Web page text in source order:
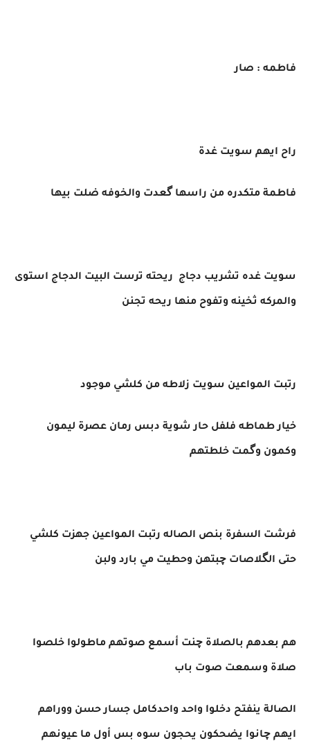
فاطمه : صار
راح ايهم سويت غدة
فاطمة متكدره من راسها گعدت والخوفه ضلت بيها
سويت غده تشريب دجاج ريحته ترست البيت الدجاج استوى
والمركه ثخينه وتفوح منها ريحه تجنن
رتبت المواعين سويت زلاطه من كلشي موجود
خيار طماطه فلفل حار شوية دبس رمان عصرة ليمون
وكمون وگمت خلطتهم
فرشت السفرة بنص الصاله رتبت المواعين جهزت كلشي
حتى الگلاصات چبتهن وحطيت مي بارد ولبن
هم بعدهم بالصلاة چنت أسمع صوتهم ماطولوا خلصوا
صلاة وسمعت صوت باب
الصالة ينفتح دخلوا واحد واحدكامل جسار حسن ووراهم
ايهم چانوا يضحكون يحجون سوه بس أول ما عيونهم